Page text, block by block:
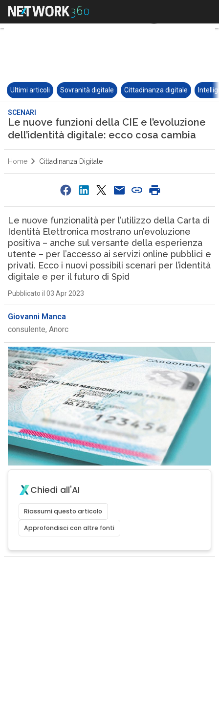
Ultimi articoli Sovranità digitale Cittadinanza digitale
SCENARI
Le nuove funzioni della CIE e l’evoluzione
dell’identità digitale: ecco cosa cambia
Home Cittadinanza Digitale
Le nuove funzionalità per l’utilizzo della Carta di
Identità Elettronica mostrano un’evoluzione
positiva – anche sul versante della esperienza
utente – per l’accesso ai servizi online pubblici e
privati. Ecco i nuovi possibili scenari per l’identità
digitale e per il futuro di Spid
Pubblicato il 03 Apr 2023
Giovanni Manca
consulente, Anorc
Chiedi all'AI
Riassumi questo articolo
Approfondisci con altre fonti